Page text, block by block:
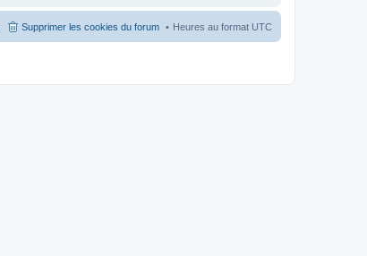
Heures au format UTC
Supprimer les cookies du forum